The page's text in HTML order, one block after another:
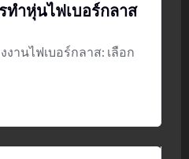
ำหุ่นไฟเบอร์กลาส
านไฟเบอร์กลาส: เลือก